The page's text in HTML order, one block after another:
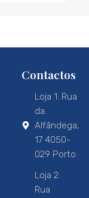
Contactos
Loja 1: Rua
da
Alfândega,
17 4050-
029 Porto
Loja 2:
Rua